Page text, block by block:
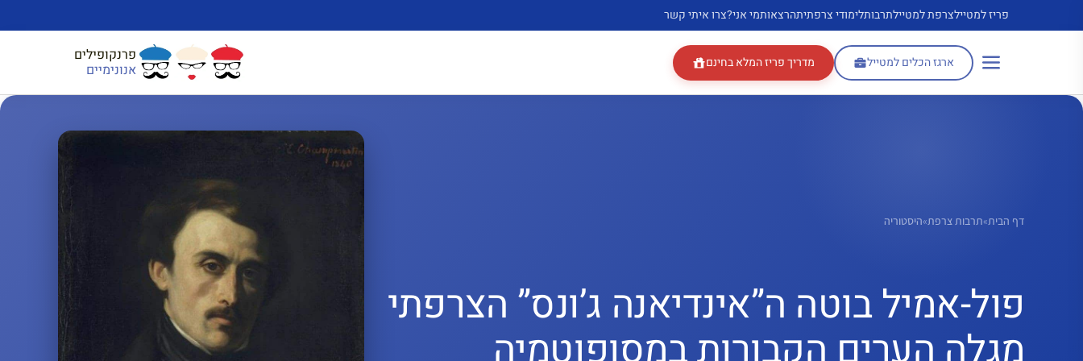
פריז למטיילצרפת למטיילתרבותלימודי צרפתיתהרצאותמי אני?צרו איתי קשר
ארגז הכלים למטייל מדריך פריז המלא בחינם פרנקופילים
אנונימיים
דף הבית»תרבות צרפת»היסטוריה
פול-אמיל בוטה ה”אינדיאנה ג’ונס” הצרפתי